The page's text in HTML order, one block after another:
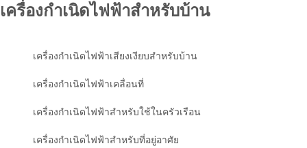
เครื่องกำเนิดไฟฟ้าสำหรับบ้าน
เครื่องกำเนิดไฟฟ้าเสียงเงียบสำหรับบ้าน
เครื่องกำเนิดไฟฟ้าเคลื่อนที่
เครื่องกำเนิดไฟฟ้าสำหรับใช้ในครัวเรือน
เครื่องกำเนิดไฟฟ้าสำหรับที่อยู่อาศัย